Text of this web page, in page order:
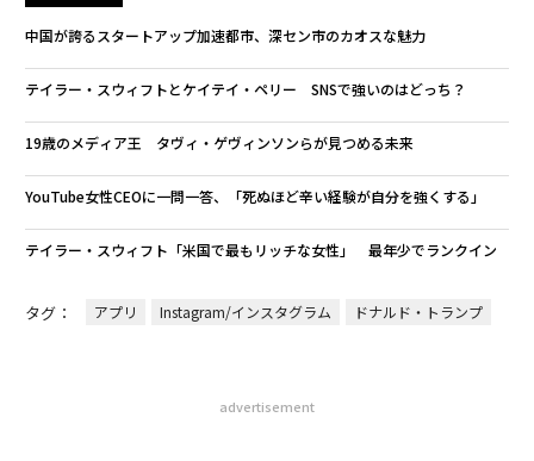
中国が誇るスタートアップ加速都市、深セン市のカオスな魅力
テイラー・スウィフトとケイテイ・ペリー SNSで強いのはどっち？
19歳のメディア王 タヴィ・ゲヴィンソンらが見つめる未来
YouTube女性CEOに一問一答、「死ぬほど辛い経験が自分を強くする」
テイラー・スウィフト「米国で最もリッチな女性」 最年少でランクイン
タグ： アプリ Instagram/インスタグラム ドナルド・トランプ
advertisement